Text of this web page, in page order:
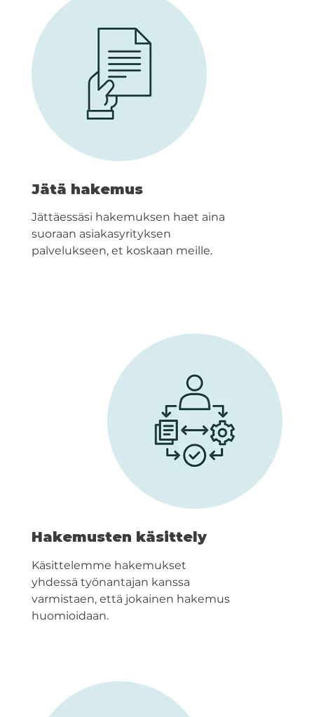
Jätä hakemus
Jättäessäsi hakemuksen haet aina
suoraan asiakasyrityksen
palvelukseen, et koskaan meille.
Hakemusten käsittely
Käsittelemme hakemukset
yhdessä työnantajan kanssa
varmistaen, että jokainen hakemus
huomioidaan.